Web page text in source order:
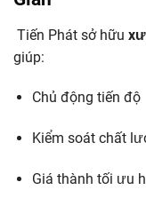
Tiến Phát sở hữu
giúp:
Chủ động tiến độ
Kiểm soát chất
Giá thành tối ưu